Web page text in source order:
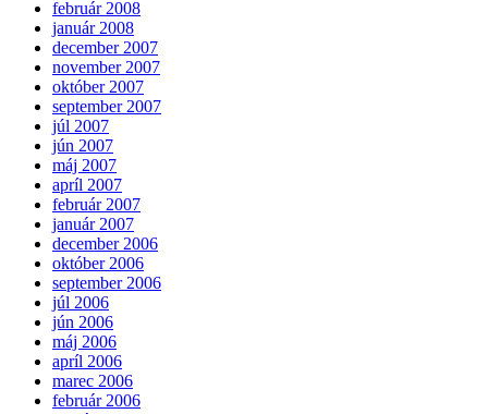
február 2008
január 2008
december 2007
november 2007
október 2007
september 2007
júl 2007
jún 2007
máj 2007
apríl 2007
február 2007
január 2007
december 2006
október 2006
september 2006
júl 2006
jún 2006
máj 2006
apríl 2006
marec 2006
február 2006